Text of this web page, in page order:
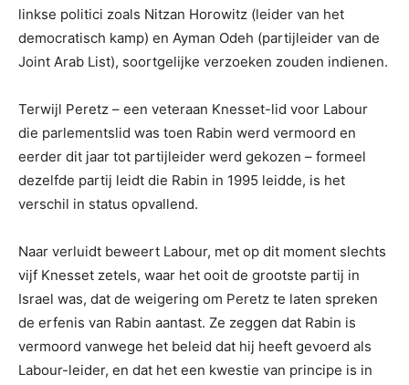
linkse politici zoals Nitzan Horowitz (leider van het
democratisch kamp) en Ayman Odeh (partijleider van de
Joint Arab List), soortgelijke verzoeken zouden indienen.
Terwijl Peretz – een veteraan Knesset-lid voor Labour
die parlementslid was toen Rabin werd vermoord en
eerder dit jaar tot partijleider werd gekozen – formeel
dezelfde partij leidt die Rabin in 1995 leidde, is het
verschil in status opvallend.
Naar verluidt beweert Labour, met op dit moment slechts
vijf Knesset zetels, waar het ooit de grootste partij in
Israel was, dat de weigering om Peretz te laten spreken
de erfenis van Rabin aantast. Ze zeggen dat Rabin is
vermoord vanwege het beleid dat hij heeft gevoerd als
Labour-leider, en dat het een kwestie van principe is in